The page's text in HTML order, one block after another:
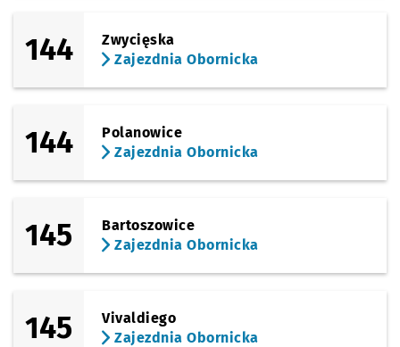
144
Zwycięska
Zajezdnia Obornicka
144
Polanowice
Zajezdnia Obornicka
145
Bartoszowice
Zajezdnia Obornicka
145
Vivaldiego
Zajezdnia Obornicka